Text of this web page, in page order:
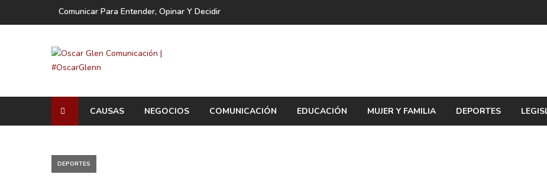
Comunicar Para Entender, Opinar Y Decidir
CAUSAS NEGOCIOS COMUNICACIÓN EDUCACIÓN MUJER Y FAMILIA DEPORTES
DEPORTES